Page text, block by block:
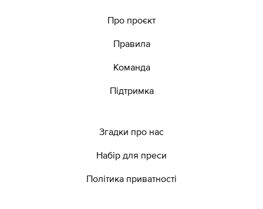
Про проєкт
Правила
Команда
Підтримка
Згадки про нас
Набір для преси
Політика приватності